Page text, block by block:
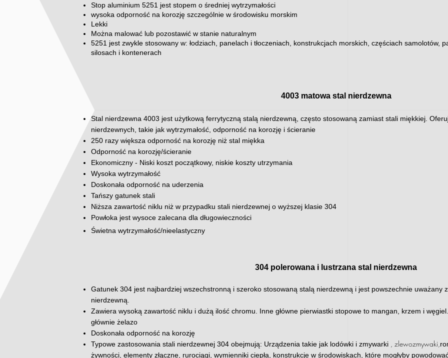
Stop aluminium 5251 jest stopem o średniej wytrzymałości
wysoka odporność na korozję szczególnie w środowisku morskim
Lekki
Można malować lub pozostawić w stanie naturalnym
5251 jest zwykle stosowany w: łodziach, panelach i tłoczeniach, konstrukcjach morskich, częściach samolotów,
silosach i kontenerach
4003 matowa stal nierdzewna
Stal nierdzewna 4003 jest użytkową ferrytyczną stalą nierdzewną, często stosowaną zamiast stali miękkiej.
nierdzewnych, takie jak wytrzymałość, odporność na korozję i ścieranie
250 razy większa odporność na korozję niż stal miękka
Odporność na korozję/ścieranie
Ekonomiczny - Niski koszt początkowy, niskie koszty utrzymania
Wysoka wytrzymałość
Doskonała odporność na uderzenia
Tańszy gatunek stali
Niższa zawartość niklu niż w przypadku stali nierdzewnej o wyższej klasie 304
Powłoka jest wysoce zalecana dla długowieczności
Świetna wytrzymałość/nieelastyczny
304 polerowana i lustrzana stal nierdzewna
Gatunek 304 jest najbardziej wszechstronną i szeroko stosowaną stalą nierdzewną i jest powszechnie uważany
nierdzewną.
Zawiera wysoką zawartość niklu i dużą ilość chromu. Inne główne pierwiastki stopowe to mangan, krzem i
głównie żelazo
Doskonała odporność na korozję
Typowe zastosowania stali nierdzewnej 304 obejmują: Urządzenia takie jak lodówki i zmywarki , zlewozmywaki,
żywności, elementy złączne, rurociągi, wymienniki ciepła, konstrukcje w środowiskach, które mogłyby